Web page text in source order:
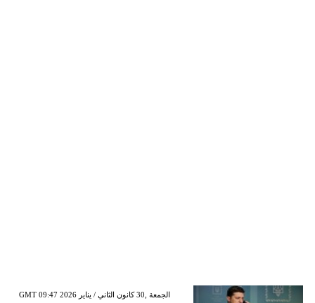
GMT 09:47 2026 الجمعة ,30 كانون الثاني / يناير